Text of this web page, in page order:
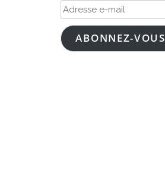
Adresse
e-
mailABONNEZ-VOUS